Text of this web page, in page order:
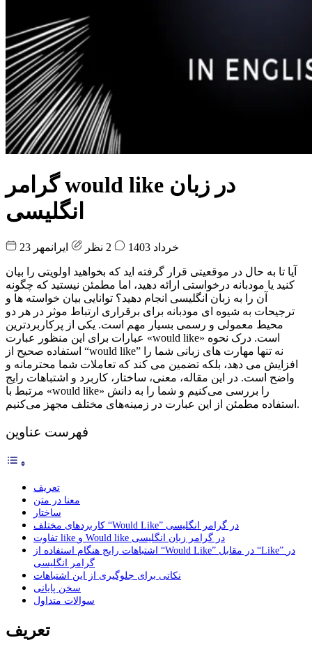
گرامر would like در زبان
انگلیسی
23 خرداد 1403 ایرانمهر
آیا تا به حال در موقعیتی قرار گرفته اید که بخواهید اولویتی را بیان
کنید یا مودبانه درخواستی ارائه دهید، اما مطمئن نیستید که چگونه
آن را به زبان انگلیسی انجام دهید؟ توانایی بیان خواسته ها و
ترجیحات به شیوه ای مودبانه برای برقراری ارتباط موثر در هر دو
محیط معمولی و رسمی بسیار مهم است. یکی از پرکاربردترین
عبارات برای این منظور عبارت «would like» است. درک نحوه
استفاده صحیح از “would like” نه تنها مهارت های زبانی شما را
افزایش می دهد، بلکه تضمین می کند که تعاملات شما محترمانه و
واضح است. در این مقاله، معنی، ساختار، کاربرد و اشتباهات رایج
مرتبط با «would like» را بررسی می‌کنیم و شما را به دانش
استفاده مطمئن از این عبارت در زمینه‌های مختلف مجهز می‌کنیم.
فهرست عناوین
تعریف
معنا در متن
ساختار
کاربردهای مختلف “Would Like” در گرامر انگلیسی
تفاوت like و Would like در گرامر زبان انگلیسی
اشتباهات رایج هنگام استفاده از “Would Like” در مقابل “Like” در
گرامر انگلیسی
نکاتی برای جلوگیری از این اشتباهات
سخن پایانی
سوالات متداول
تعریف